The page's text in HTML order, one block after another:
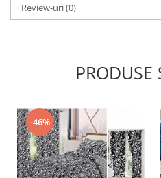
Review-uri(0)
PRODUSE
-46%